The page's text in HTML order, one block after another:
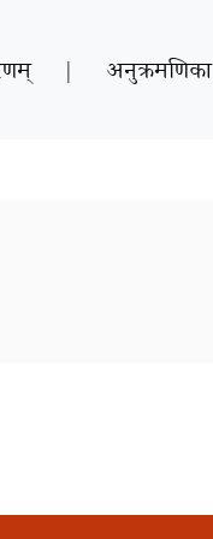
| अनुक्रमणिका